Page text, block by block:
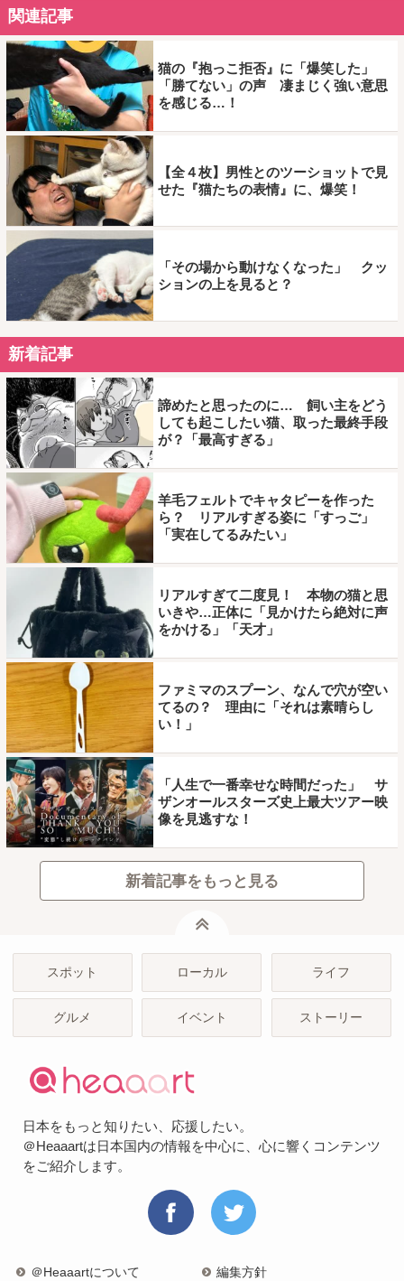
関連記事
猫の『抱っこ拒否』に「爆笑した」
「勝てない」の声 凄まじく強い意思
を感じる…！
【全４枚】男性とのツーショットで見
せた『猫たちの表情』に、爆笑！
「その場から動けなくなった」 クッ
ションの上を見ると？
新着記事
諦めたと思ったのに… 飼い主をどう
しても起こしたい猫、取った最終手段
が？「最高すぎる」
羊毛フェルトでキャタピーを作った
ら？ リアルすぎる姿に「すっご」
「実在してるみたい」
リアルすぎて二度見！ 本物の猫と思
いきや…正体に「見かけたら絶対に声
をかける」「天才」
ファミマのスプーン、なんで穴が空い
てるの？ 理由に「それは素晴らし
い！」
「人生で一番幸せな時間だった」 サ
ザンオールスターズ史上最大ツアー映
像を見逃すな！
新着記事をもっと見る
スポット ローカル ライフ
グルメ イベント ストーリー
日本をもっと知りたい、応援したい。
＠Heaaartは日本国内の情報を中心に、心に響くコンテンツ
をご紹介します。
＠Heaaartについて 編集方針